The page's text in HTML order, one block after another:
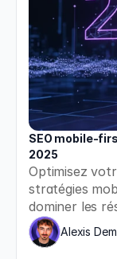
SEO mobile-
2025
Optimisez
stratégies
dominer les
répondre aux
Alexis